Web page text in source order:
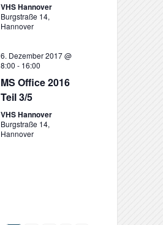
VHS Hannover
Burgstraße 14,
Hannover
6. Dezember 2017 @
8:00 - 16:00
MS Office 2016
Teil 3/5
VHS Hannover
Burgstraße 14,
Hannover